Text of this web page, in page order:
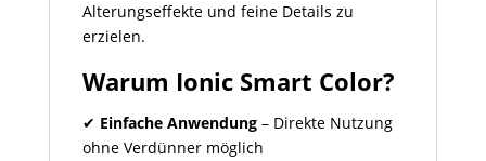
Alterungseffekte und feine Details zu
erzielen.
Warum Ionic Smart Color?
✔ Einfache Anwendung– Direkte Nutzung
ohne Verdünner möglich